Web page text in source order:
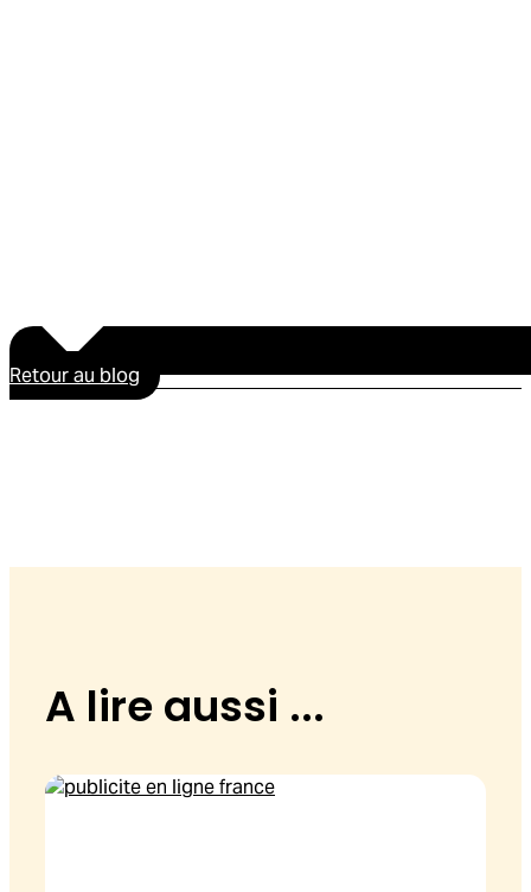
Retour au blog
A lire aussi ...